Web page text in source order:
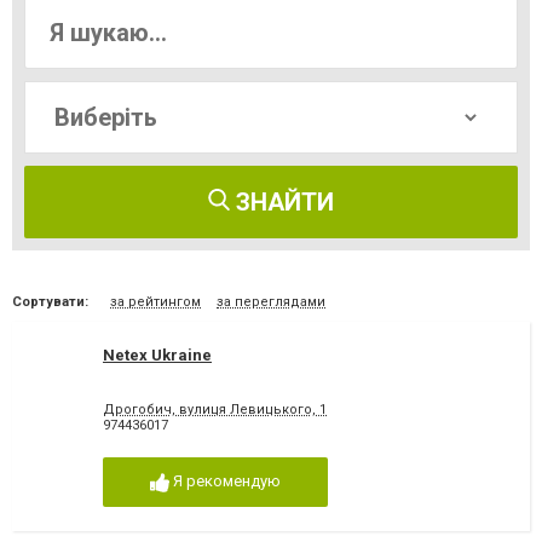
ЗНАЙТИ
Сортувати: за рейтингом за переглядами
Netex Ukraine
Дрогобич, вулиця Левицького, 1
974436017
Я рекомендую